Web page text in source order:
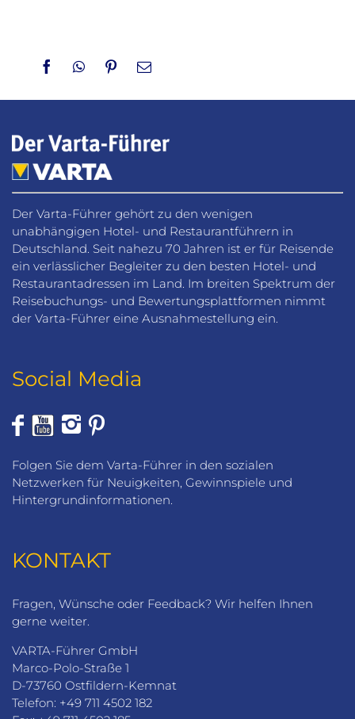
FacebookWhatsApp
PinterestEmail
Der Varta-Führer gehört zu den wenigen
unabhängigen Hotel- und Restaurantführern in
Deutschland. Seit nahezu 70 Jahren ist er für Reisende
ein verlässlicher Begleiter zu den besten Hotel- und
Restaurantadressen im Land. Im breiten Spektrum der
Reisebuchungs- und Bewertungsplattformen nimmt
der Varta-Führer eine Ausnahmestellung ein.
Social Media
Folgen Sie dem Varta-Führer in den sozialen
Netzwerken für Neuigkeiten, Gewinnspiele und
Hintergrundinformationen.
KONTAKT
Fragen, Wünsche oder Feedback? Wir helfen Ihnen
gerne weiter.
VARTA-Führer GmbH
Marco-Polo-Straße 1
D-73760 Ostfildern-Kemnat
Telefon: +49 711 4502 182